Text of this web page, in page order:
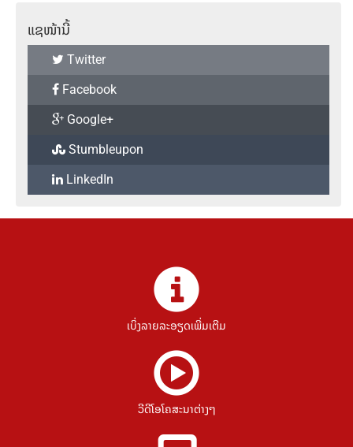
ແຊໜ້ານີ້
Twitter
Facebook
Google+
Stumbleupon
LinkedIn
ເບິ່ງລາຍລະອຽດເພີ່ມເຕີມ
ວີດີໂອໂຄສະນາຕ່າງໆ